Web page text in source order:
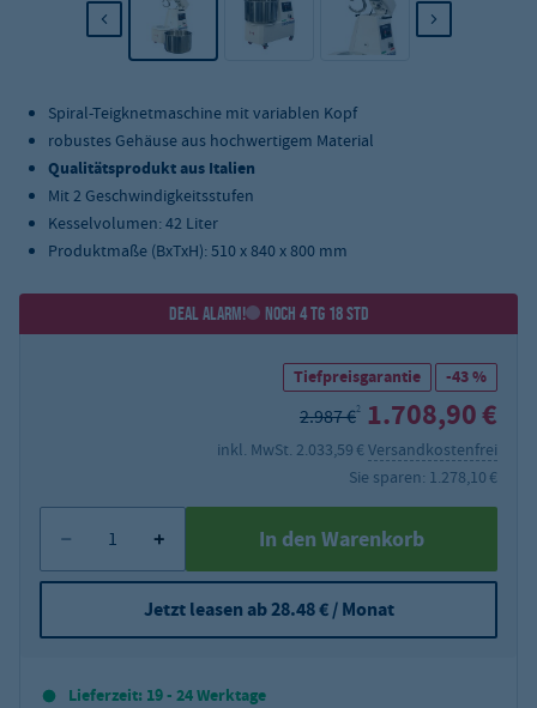
Spiral-Teigknetmaschine mit variablen Kopf
robustes Gehäuse aus hochwertigem Material
Qualitätsprodukt aus Italien
Mit 2 Geschwindigkeitsstufen
Kesselvolumen: 42 Liter
Produktmaße (BxTxH): 510 x 840 x 800 mm
DEAL ALARM! NOCH 4 TG 18 STD
Tiefpreisgarantie -43 %
2.987 €2 1.708,90 €
inkl. MwSt. 2.033,59 € Versandkostenfrei
Sie sparen: 1.278,10 €
In den Warenkorb
Jetzt leasen ab 28.48 € / Monat
Lieferzeit: 19 - 24 Werktage